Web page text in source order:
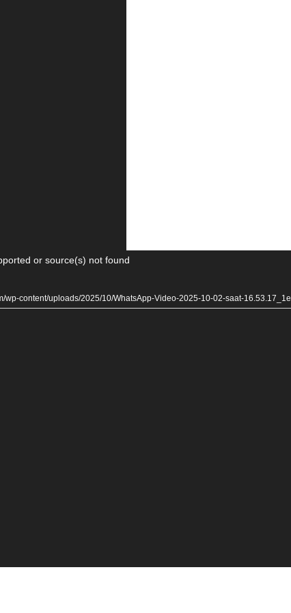
or source(s) not found
wp-content/uploads/2025/10/WhatsApp-Video-2025-10-02-saat-